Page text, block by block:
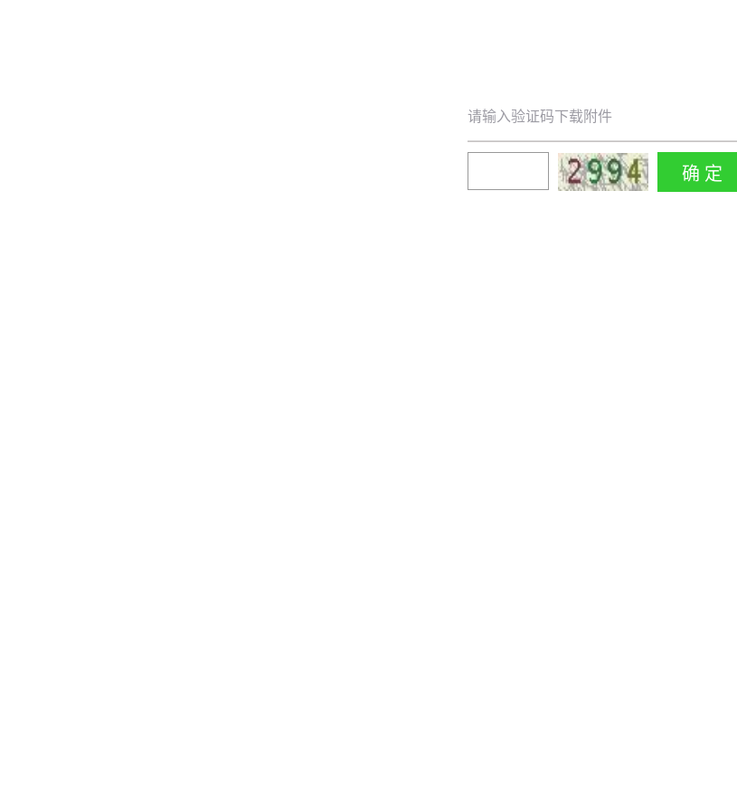
请输入验证码下载附件